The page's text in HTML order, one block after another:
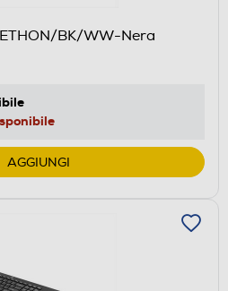
BK/WW-Nera
AGGIUNGI